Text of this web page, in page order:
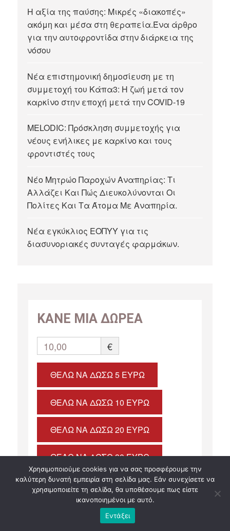
Η αξία της παύσης: Μικρές «διακοπές»
ακόμη και μέσα στη θεραπεία.Ένα άρθρο
για την αυτοφροντίδα στην διάρκεια της
νόσου
Νέα επιστημονική δημοσίευση με τη
συμμετοχή του Κάπα3: Η ζωή μετά τον
καρκίνο στην εποχή μετά την COVID-19
MELODIC: Πρόσκληση συμμετοχής για
νέους ενήλικες με καρκίνο και τους
φροντιστές τους
Νέο Μητρώο Παροχών Αναπηρίας: Τι
Αλλάζει Και Πώς Διευκολύνονται Οι
Πολίτες Και Τα Άτομα Με Αναπηρία.
Νέα εγκύκλιος ΕΟΠΥΥ για τις
διασυνοριακές συνταγές φαρμάκων.
ΚΑΝΕ ΜΙΑ ΔΩΡΕΑ
10,00 €
ΘΈΛΩ ΝΑ ΔΏΣΩ 5 ΕΥΡΏ
ΘΈΛΩ ΝΑ ΔΏΣΩ 10 ΕΥΡΏ
ΘΈΛΩ ΝΑ ΔΏΣΩ 20 ΕΥΡΏ
ΘΈΛΩ ΝΑ ΔΏΣΩ 30 ΕΥΡΏ
ΘΈΛΩ ΝΑ ΔΏΣΩ 40 ΕΥΡΏ
ΘΈΛΩ ΝΑ ΔΏΣΩ 50 ΕΥΡΏ
Χρησιμοποιούμε cookies για να σας προσφέρουμε την
καλύτερη δυνατή εμπειρία στη σελίδα μας. Εάν συνεχίσετε να
χρησιμοποιείτε τη σελίδα, θα υποθέσουμε πως είστε
ικανοποιημένοι με αυτό.
Εντάξει